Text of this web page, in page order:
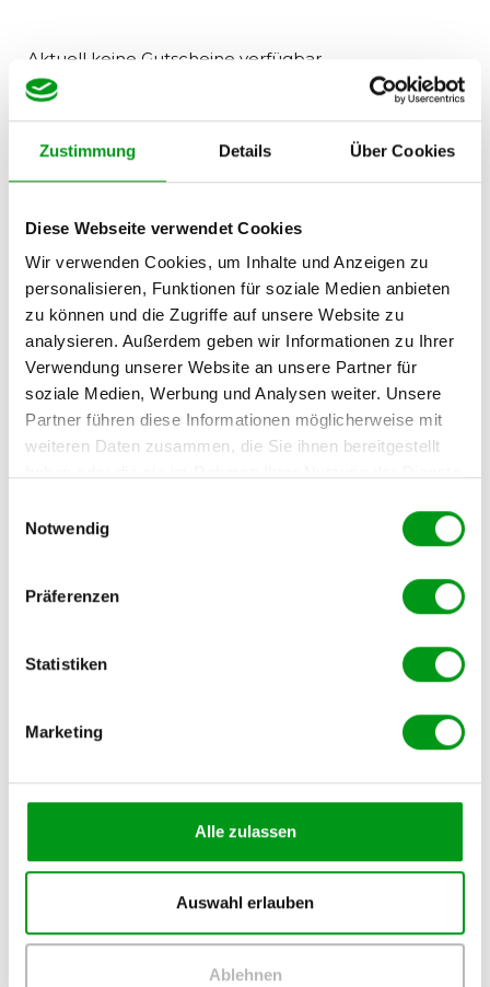
Zustimmung Details Über Cookies
Diese Webseite verwendet Cookies
Wir verwenden Cookies, um Inhalte und Anzeigen zu
personalisieren, Funktionen für soziale Medien anbieten
zu können und die Zugriffe auf unsere Website zu
analysieren. Außerdem geben wir Informationen zu Ihrer
Verwendung unserer Website an unsere Partner für
soziale Medien, Werbung und Analysen weiter. Unsere
Partner führen diese Informationen möglicherweise mit
weiteren Daten zusammen, die Sie ihnen bereitgestellt
Notwendig
Präferenzen
Statistiken
Marketing
Alle zulassen
Auswahl erlauben
Ablehnen
Aktuell keine Gutscheine verfügbar
Anzahl:
Mahlzeiten:
3-5 pro Woche
Zubereitung:
ab 30 Minuten
Schlagwörter:
Suchen
Suchen